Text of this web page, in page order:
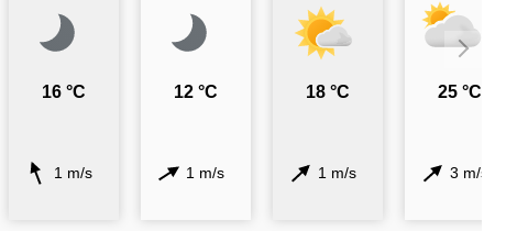
16 °C
1 m/s
12 °C
1 m/s
18 °C
1 m/s
25 °C
3 m/s